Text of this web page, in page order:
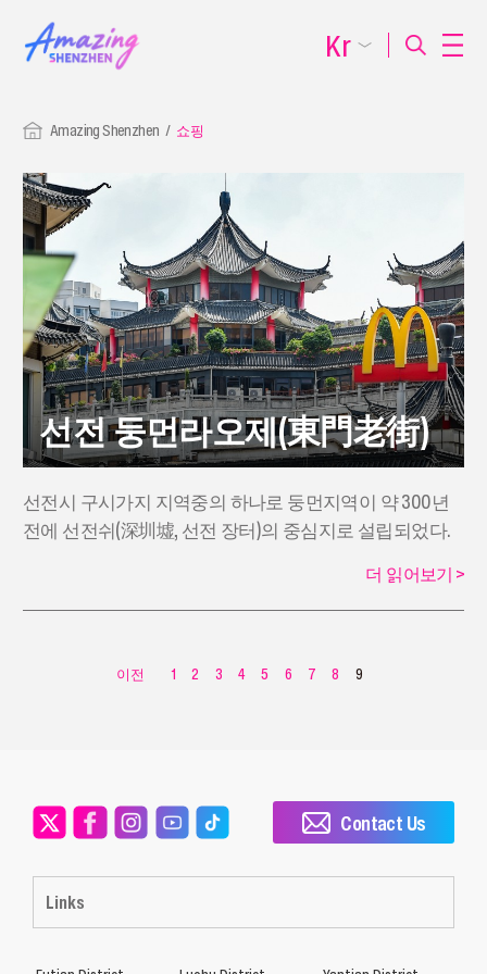
Amazing Shenzhen 쇼핑
선전 둥먼라오제(東門老街)
선전시 구시가지 지역중의 하나로 둥먼지역이 약 300년
전에 선전쉬(深圳墟, 선전 장터)의 중심지로 설립되었다.
더 읽어보기 >
이전 1 2 3 4 5 6 7 8 9
Kr
Links
Contact Us